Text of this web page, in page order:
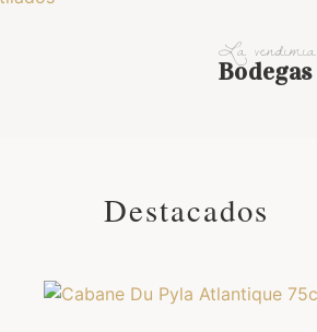
La vendimia
Bodegas
Destacados